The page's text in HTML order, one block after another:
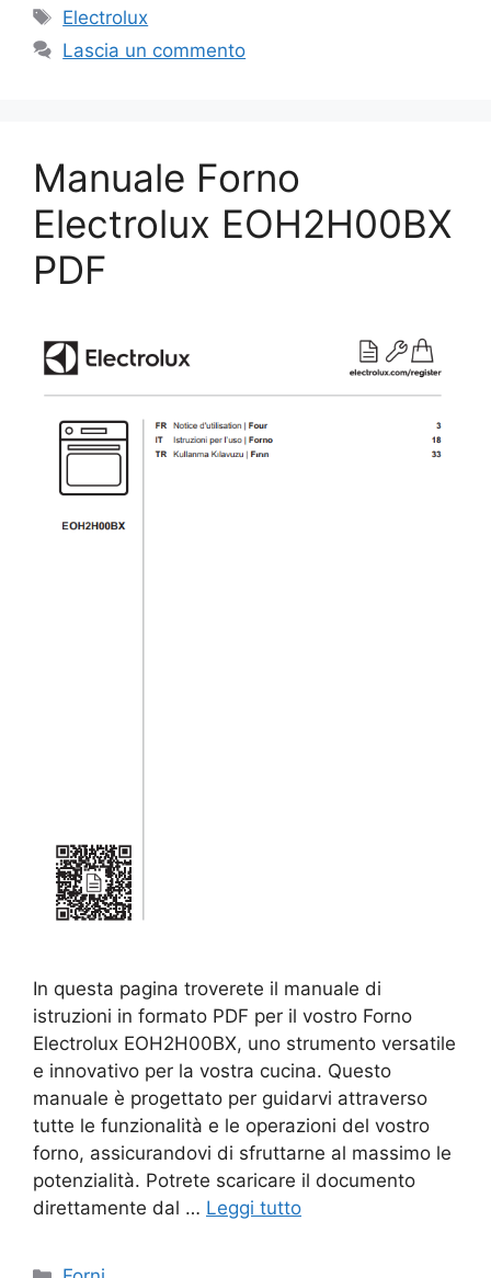
Tag
Electrolux
Lascia un commento
Manuale Forno
Electrolux EOH2H00BX
PDF
In questa pagina troverete il manuale di
istruzioni in formato PDF per il vostro Forno
Electrolux EOH2H00BX, uno strumento versatile
e innovativo per la vostra cucina. Questo
manuale è progettato per guidarvi attraverso
tutte le funzionalità e le operazioni del vostro
forno, assicurandovi di sfruttarne al massimo le
potenzialità. Potrete scaricare il documento
direttamente dal … Leggi tutto
Categorie